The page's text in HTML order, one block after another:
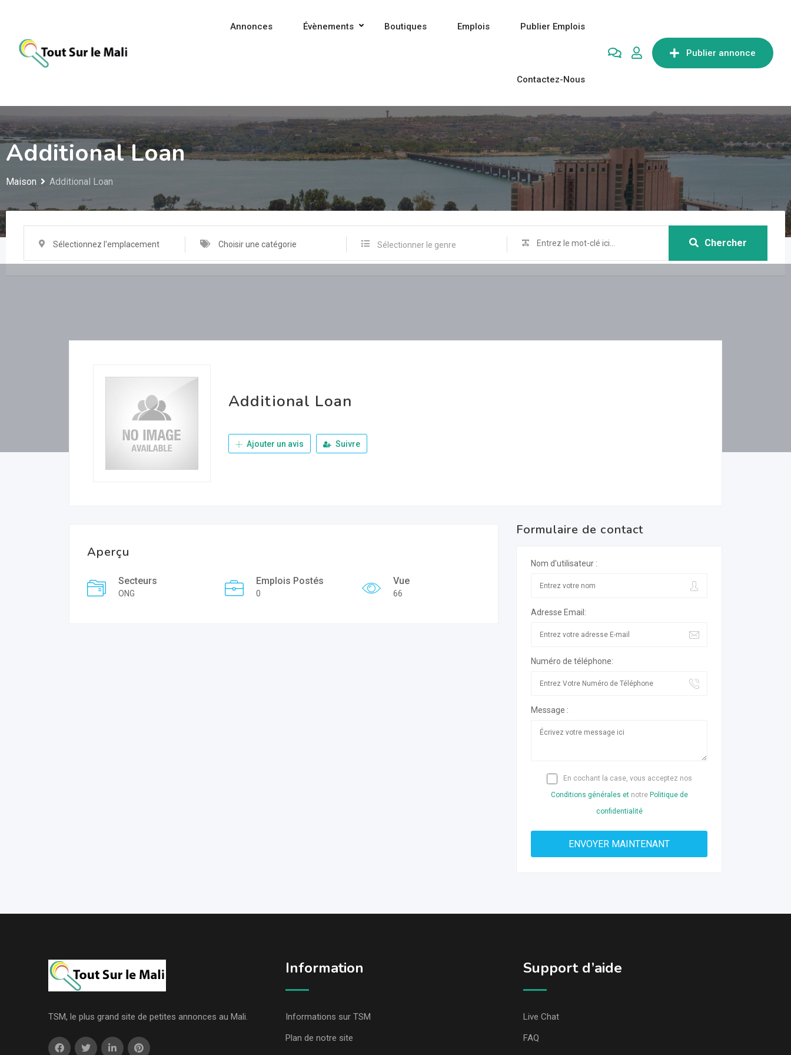
contenu
Publier annonce
Annonces Évènements Boutiques Emplois Publier Emplois
Contactez-Nous
Additional Loan
Maison Additional Loan
Sélectionnez l'emplacement Choisir une catégorie Sélectionner le genre Chercher
Additional Loan
Ajouter un avis Suivre
Aperçu
Secteurs
ONG
Emplois Postés
0
Vue
66
Formulaire de contact
Nom d'utilisateur :
Adresse Email:
Numéro de téléphone:
Message :
En cochant la case, vous acceptez nos
Conditions générales etnotre Politique de
confidentialité
TSM, le plus grand site de petites annonces au Mali.
Information
Informations sur TSM
Plan de notre site
Support d’aide
Live Chat
FAQ